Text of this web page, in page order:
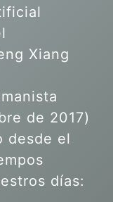
Xiang
de 2017)
desde el
días: